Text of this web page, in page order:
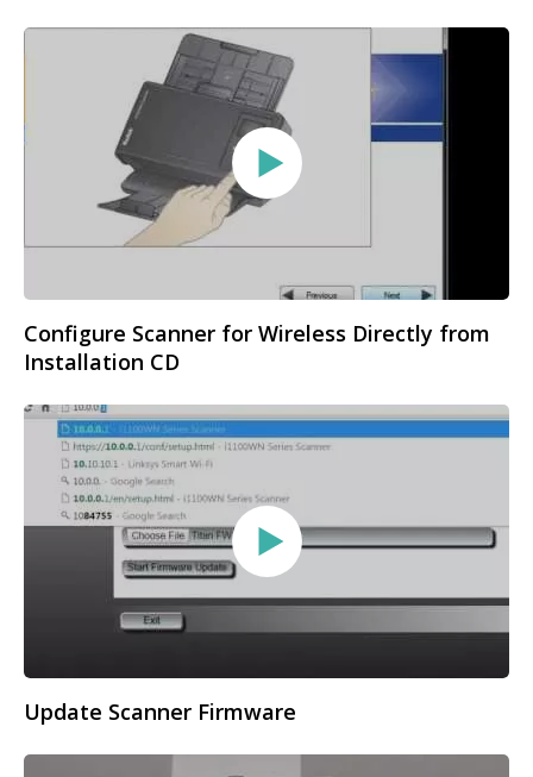
Configure Scanner for Wireless Directly from
Installation CD
Update Scanner Firmware